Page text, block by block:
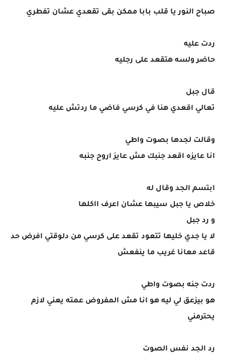
صباح النور يا قلب بابا ممكن بقى تقعدي عشان تفطري
ردت عليه
حاضر ولسه هتقعد على رجليه
قال جبل
تعالي اقعدي هنا في كرسي فاضي ما ردتش عليه
وقالت لجدها بصوت واطي
انا عايزه اقعد جنبك مش عايز اروح جنبه
ابتسم الجد وقال له
خلاص يا جبل سيبها عشان اعرف ااكلها
و رد جبل
لا يا جدي خليها تتعود تقعد على كرسي من دلوقتي افرض حد
قاعد معانا غريب ما ينفعش
ردت جنه بصوت واطي
هو بيزعق لي ليه هو انا مش المفروض عمته يعني لازم
يحترمني
رد الجد نفس الصوت